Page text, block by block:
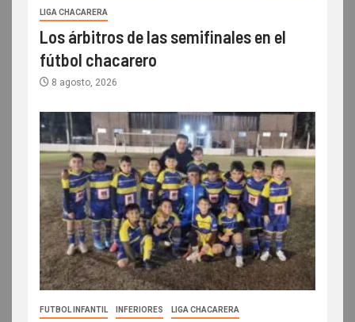
LIGA CHACARERA
Los árbitros de las semifinales en el
fútbol chacarero
8 agosto, 2026
FUTBOL INFANTIL INFERIORES LIGA CHACARERA